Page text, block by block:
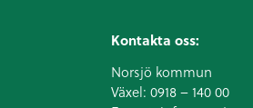
Kontakta oss:
Norsjö kommun
Växel: 0918 – 140 00